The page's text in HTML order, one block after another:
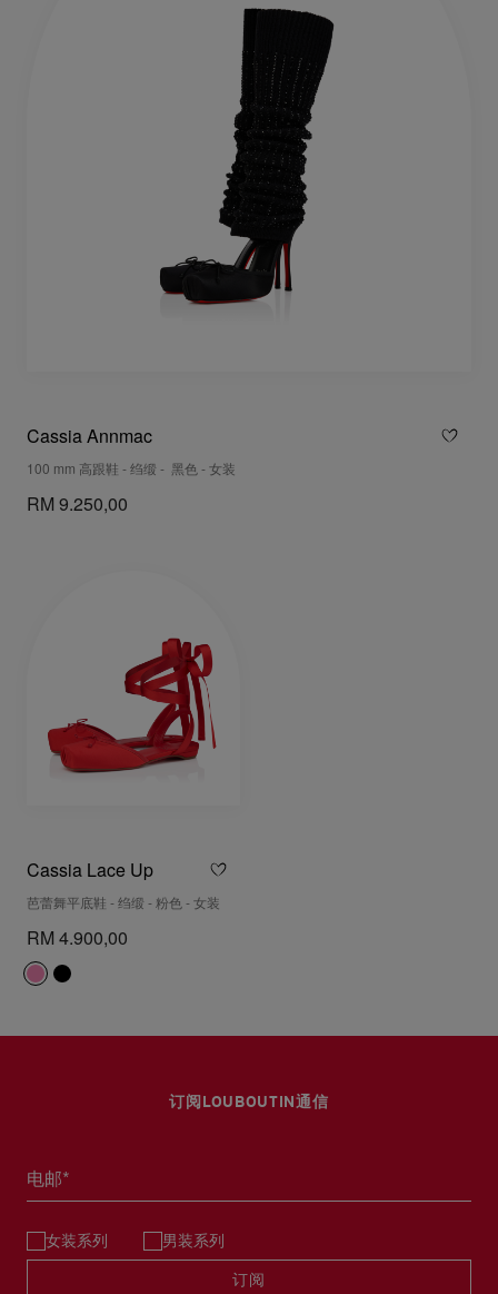
Cassia Annmac
100 mm 高跟鞋 - 绉缎 - 黑色 - 女装
RM 9.250,00
Cassia Lace Up
芭蕾舞平底鞋 - 绉缎 - 粉色 - 女装
RM 4.900,00
订阅LOUBOUTIN通信
电邮*
女装系列 男装系列
订阅